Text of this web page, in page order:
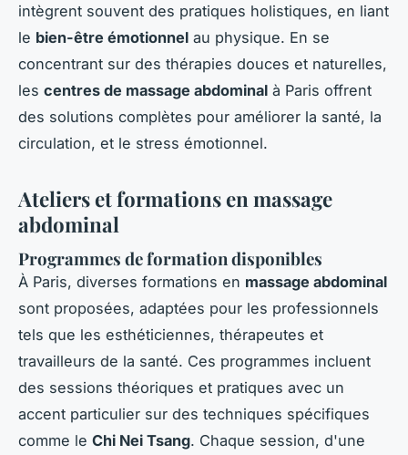
intègrent souvent des pratiques holistiques, en liant
le bien-être émotionnel au physique. En se
concentrant sur des thérapies douces et naturelles,
les centres de massage abdominal à Paris offrent
des solutions complètes pour améliorer la santé, la
circulation, et le stress émotionnel.
Ateliers et formations en massage
abdominal
Programmes de formation disponibles
À Paris, diverses formations en massage abdominal
sont proposées, adaptées pour les professionnels
tels que les esthéticiennes, thérapeutes et
travailleurs de la santé. Ces programmes incluent
des sessions théoriques et pratiques avec un
accent particulier sur des techniques spécifiques
comme le Chi Nei Tsang. Chaque session, d'une